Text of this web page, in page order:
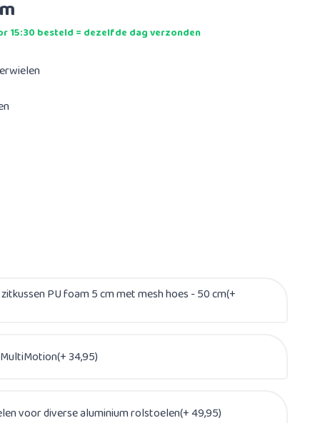
15:30 besteld = dezelfde dag verzonden
PU foam 5 cm met mesh hoes - 50 cm(+
34,95)
voor diverse aluminium rolstoelen(+ 49,95)